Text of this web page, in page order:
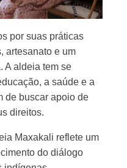
por suas práticas
artesanato e um
A aldeia tem se
a saúde e a
de buscar apoio de
direitos.
Maxakali reflete um
do diálogo